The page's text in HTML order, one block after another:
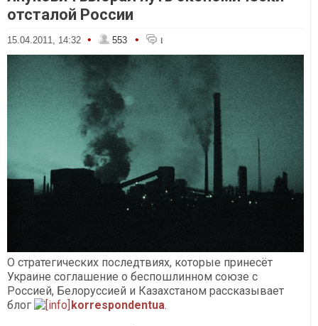
отсталой России
15.04.2011, 14:32 • 553 • 1
О стратегических последтвиях, которые принесёт
Украине соглашение о беспошлинном союзе с
Россией, Белоруссией и Казахстаном рассказывает
блог
korrespondentua.